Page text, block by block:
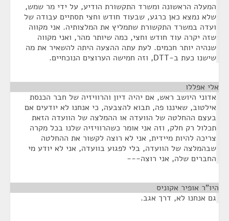
המעלה הראשונה ומשרד התקשורת הודיע, על ידי מר שמש,
שלא נמצא כאן כרגע, שבעוד חודש וחצי תסתיים עבודה של
ועדה במשרד התקשורת שתמליץ את המלצותיה. אני מקווה
שזה יקרה עוד חודש וחצי, כמה שיותר מהר, ואני מקווה
שנהיה יותר חכמים. לעת עתה ההצעה היתה להשאיר את מה
שישנו כעת ב-DTT, וזה חמישה הערוצים הנוכחיים.
אלי אפללו
אדוני היושב ראש, אם יהיה דיון והרוויזיה של חבר הכנסת
אילטוב, שאיננו פה, תבוא להצבעה, כי אנחנו לא יודעים אם
בעצם ההחלטה של הוועדה או ההמלצה של הוועדה הזאת
תכלול רק חלק, וזה אני אומר כשהרוויזיה שלנו בכל מקרה
צריכה להיות מיידית, אני לא רוצה לקשור את ההחלטה
שבהמלצה של הוועדה, בלי לפגוע בוועדה, אני לא יודע מי
החברים שלה, אני רוצה---
היו"ר אופיר אקוניס
גם אנחנו לא, דרך אגב.